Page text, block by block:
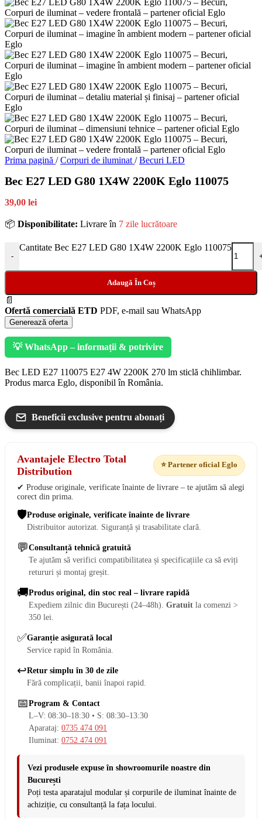
Prima pagină / Corpuri de iluminat / Becuri LED
Bec E27 LED G80 1X4W 2200K Eglo 110075
39,00 lei
📦 Disponibilitate: Livrare în 7 zile lucrătoare
-
Cantitate Bec E27 LED G80 1X4W 2200K Eglo 110075
Adaugă În Coș
📄
Ofertă comercială ETD PDF, e-mail sau WhatsApp
Generează oferta
💡 WhatsApp – informații & potrivire
Bec LED E27 110075 E27 4W 2200K 270 lm sticlă chihlimbar.
Produs marca Eglo, disponibil în România.
Beneficii exclusive pentru abonați
Avantajele Electro Total
Distribution
⭐ Partener oficial Eglo
✔ Produse originale, verificate înainte de livrare – te ajutăm să alegi
corect din prima.
🛡️Produse originale, verificate înainte de livrare
Distribuitor autorizat. Siguranță și trasabilitate clară.
💬Consultanță tehnică gratuită
Te ajutăm să verifici compatibilitatea și specificațiile ca să eviți
retururi și montaj greșit.
🚚Produs original, din stoc real – livrare rapidă
Expediem zilnic din București (24–48h). Gratuit la comenzi >
350 lei.
✅Garanție asigurată local
Service rapid în România.
↩️Retur simplu în 30 de zile
Fără complicații, banii înapoi rapid.
📅Program & Contact
L–V: 08:30–18:30 • S: 08:30–13:30
Aparataj: 0735 474 091
Iluminat: 0752 474 091
Vezi produsele expuse în showroomurile noastre din
București
Poți testa aparatajul modular și corpurile de iluminat înainte de
achiziție, cu consultanță la fața locului.